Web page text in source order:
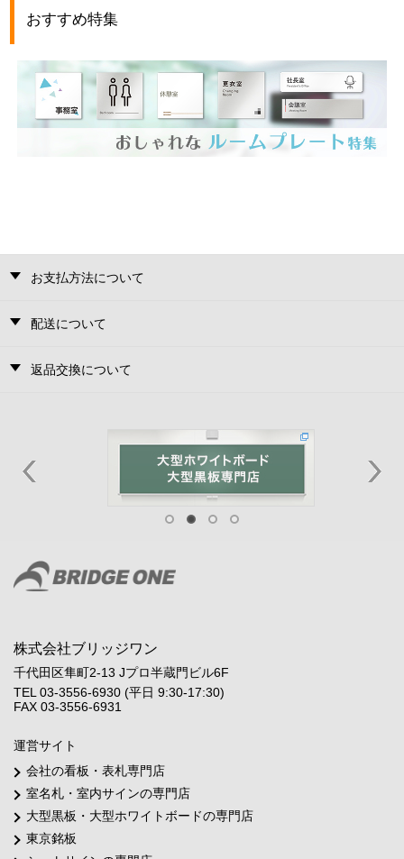
おすすめ特集
お支払方法について
配送について
返品交換について
株式会社ブリッジワン
千代田区隼町2-13 Jプロ半蔵門ビル6F
TEL 03-3556-6930 (平日 9:30-17:30)
FAX 03-3556-6931
運営サイト
会社の看板・表札専門店
室名札・室内サインの専門店
大型黒板・大型ホワイトボードの専門店
東京銘板